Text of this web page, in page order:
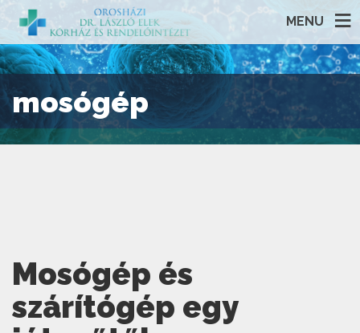
MENU
mosógép
Mosógép és
szárítógép egy